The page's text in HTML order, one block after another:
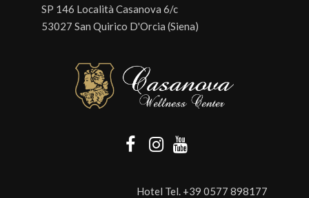
SP 146 Località Casanova 6/c
53027 San Quirico D'Orcia (Siena)
Hotel Tel. +39 0577 898177